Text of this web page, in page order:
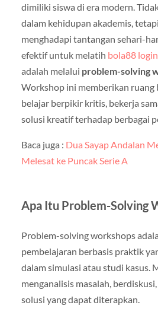
dimiliki siswa di era modern.
dalam kehidupan akademis,
menghadapi tantangan sehari-
efektif untuk melatih bola88 login
adalah melalui problem-solving
Workshop ini memberikan ruang
belajar berpikir kritis, bekerja
solusi kreatif terhadap berbagai
Baca juga : Dua Sayap Andalan
Melesat ke Puncak Serie A
Apa Itu Problem-Solving
Problem-solving workshops
pembelajaran berbasis praktik
dalam simulasi atau studi kasus.
menganalisis masalah,
solusi yang dapat diterapkan.